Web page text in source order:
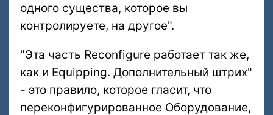
одного существа, которое вы
контролируете, на другое".
"Эта часть Reconfigure работает так же,
как и Equipping. Дополнительный штрих"
- это правило, которое гласит, что
переконфигурированное Оборудование,